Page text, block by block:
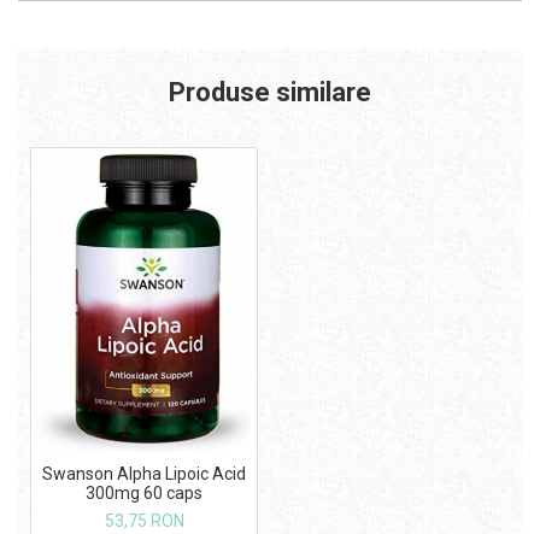
Produse similare
Swanson Alpha Lipoic Acid
300mg 60 caps
53,75 RON